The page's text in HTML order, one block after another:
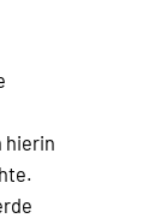
hierin